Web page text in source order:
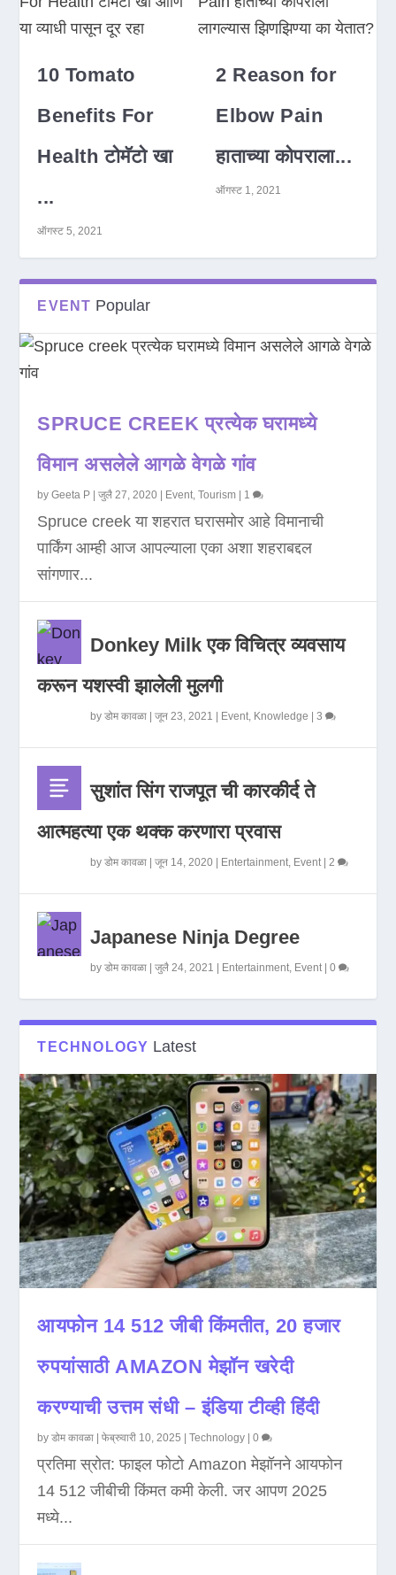
10 Tomato
Benefits For
Health टोमॅटो खा
...
ऑगस्ट 5, 2021
2 Reason for
Elbow Pain
हाताच्या कोपराला...
ऑगस्ट 1, 2021
EVENT Popular
SPRUCE CREEK प्रत्येक घरामध्ये
विमान असलेले आगळे वेगळे गांव
byGeeta P |जुलै 27, 2020 Event,Tourism 1
Spruce creek या शहरात घरासमोर आहे विमानाची
पार्किंग आम्ही आज आपल्याला एका अशा शहराबद्दल
सांगणार...
Donkey Milk एक विचित्र व्यवसाय
करून यशस्वी झालेली मुलगी
byडोम कावळा |जून 23, 2021 Event, Knowledge |3
सुशांत सिंग राजपूत ची कारकीर्द ते
आत्महत्या एक थक्क करणारा प्रवास
byडोम कावळा |जून 14, 2020 Entertainment, Event|2
Japanese Ninja Degree
byडोम कावळा |जुलै 24, 2021 Entertainment, Event|0
TECHNOLOGY Latest
आयफोन 14 512 जीबी किंमतीत, 20 हजार
रुपयांसाठी AMAZON मेझॉन खरेदी
करण्याची उत्तम संधी – इंडिया टीव्ही हिंदी
byडोम कावळा |फेब्रुवारी 10, 2025 |Technology |0
प्रतिमा स्रोत: फाइल फोटो Amazon मेझॉनने आयफोन
14 512 जीबीची किंमत कमी केली. जर आपण 2025
मध्ये...